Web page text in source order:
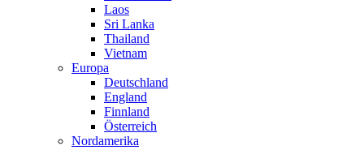
Laos
Sri Lanka
Thailand
Vietnam
Europa
Deutschland
England
Finnland
Österreich
Nordamerika